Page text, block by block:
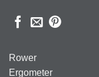
Rower
Ergometer